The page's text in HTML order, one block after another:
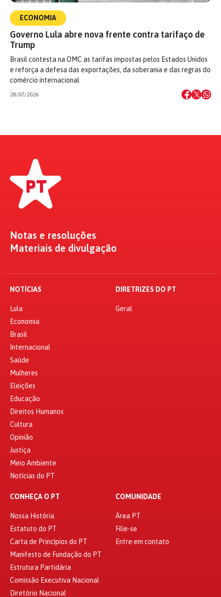
ECONOMIA
Governo Lula abre nova frente contra tarifaço de
Trump
Brasil contesta na OMC as tarifas impostas pelos Estados Unidos
e reforça a defesa das exportações, da soberania e das regras do
comércio internacional
28/07/2026
Notas e resoluções
Materiais de divulgação
NOTÍCIAS
Lula
Economia
Brasil
Internacional
Saúde
Mulheres
Eleições
Educação
Direitos Humanos
Cultura
Opinião
Justiça
Meio Ambiente
Notícias do PT
DIRETRIZES DO PT
Geral
CONHEÇA O PT
Nossa História
Estatuto do PT
Carta de Princípios do PT
Manifesto de Fundação do PT
Estrutura Partidária
Comissão Executiva Nacional
Diretório Nacional
COMUNIDADE
Área PT
Filie-se
Entre em contato